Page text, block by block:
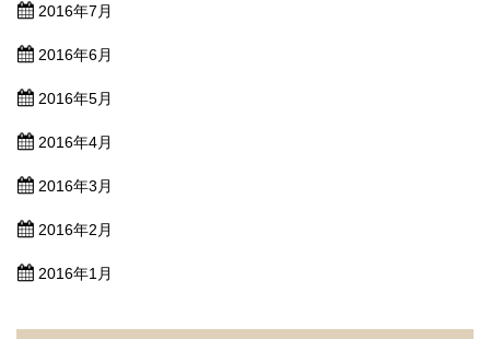
2016年7月
2016年6月
2016年5月
2016年4月
2016年3月
2016年2月
2016年1月